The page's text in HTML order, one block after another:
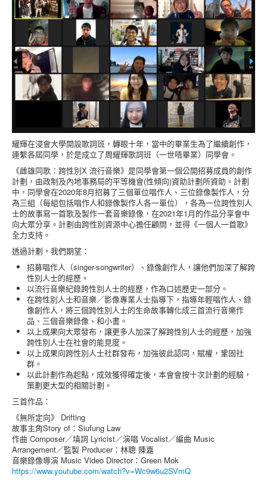
耀輝在浸會大學開設歌詞班，轉眼十年，當中的畢業生為了繼續創作，
連繫各屆同學，於是成立了周耀輝歌詞班（一世唔畢業）同學會。
《雌雄同歌：跨性別X 流行音樂》是同學會第一個公開招募成員的創作
計劃，由政制及內地事務局的平等機會(性傾向)資助計劃所資助。計劃
中，同學會在2020年8月招募了三個單位唱作人、三位錄像製作人，分
為三組（每組包括唱作人和錄像製作人各一單位），各為一位跨性別人
士的故事寫一首歌及製作一套音樂錄像，在2021年1月的作品分享會中
向大眾分享。計劃由跨性別資源中心擔任顧問，並得《一個人一首歌》
全力支持。
透過計劃，我們期望：
招募唱作人（singer-songwriter）、錄像創作人，讓他們加深了解跨
性別人士的經歷。
以流行音樂紀錄跨性別人士的經歷，作為口述歷史一部分。
在跨性別人士和音樂／影像專業人士指導下，指導年輕唱作人、錄
像創作人，將三個跨性別人士的生命故事轉化成三首流行音樂作
品、三個音樂錄像、和小書。
以上成果向大眾發布，讓更多人加深了解跨性別人士的經歷，加強
跨性別人士在社會的能見度。
以上成果向跨性別人士社群發布，加強彼此認同，賦權，鞏固社
群。
以此計劃作為起點，成效獲得確定後，本會會按十次計劃的經驗，
策劃更大型的相關計劃。
三首作品：
《無所定向》 Drifting
故事主角Story of：Siufung Law
作曲 Composer／填詞 Lyricist／演唱 Vocalist／編曲 Music
Arrangement／監製 Producer：林聰 陳嘉
音樂錄像導演 Music Video Director：Green Mok
https://www.youtube.com/watch?v=Wc9w6u2SVmQ